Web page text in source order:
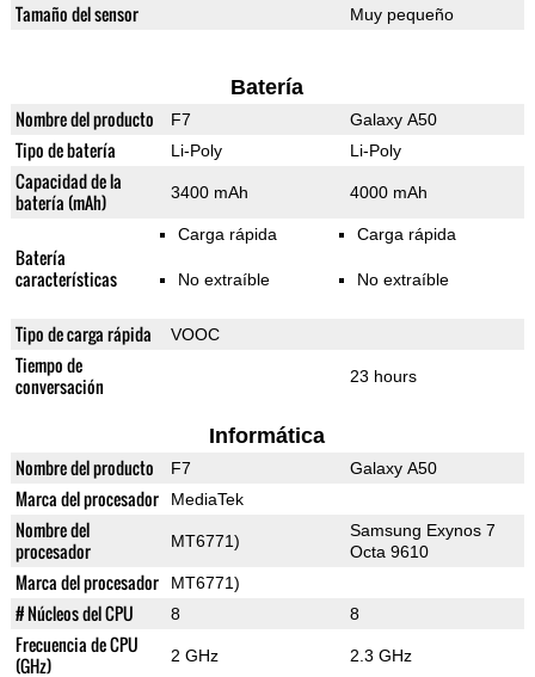
Tamaño del sensor Muy pequeño
Batería
Nombre del producto F7 Galaxy A50
Tipo de batería Li-Poly Li-Poly
Capacidad de la
batería (mAh)
3400 mAh 4000 mAh
Batería
características
Carga rápida
No extraíble
Carga rápida
No extraíble
Tipo de carga rápida VOOC
Tiempo de
conversación
23 hours
Informática
Nombre del producto F7 Galaxy A50
Marca del procesador MediaTek
Nombre del
procesador
MT6771)
Samsung Exynos 7
Octa 9610
Marca del procesador MT6771)
# Núcleos del CPU 8 8
Frecuencia de CPU
(GHz)
2 GHz 2.3 GHz